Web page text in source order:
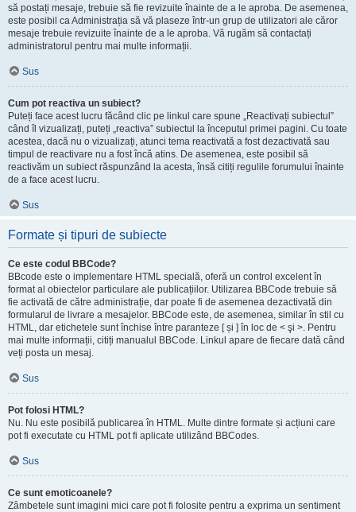
să postați mesaje, trebuie să fie revizuite înainte de a le aproba. De asemenea,
este posibil ca Administrația să vă plaseze într-un grup de utilizatori ale căror
mesaje trebuie revizuite înainte de a le aproba. Vă rugăm să contactați
administratorul pentru mai multe informații.
Sus
Cum pot reactiva un subiect?
Puteți face acest lucru făcând clic pe linkul care spune „Reactivați subiectul”
când îl vizualizați, puteți „reactiva” subiectul la începutul primei pagini. Cu toate
acestea, dacă nu o vizualizați, atunci tema reactivată a fost dezactivată sau
timpul de reactivare nu a fost încă atins. De asemenea, este posibil să
reactivăm un subiect răspunzând la acesta, însă citiți regulile forumului înainte
de a face acest lucru.
Sus
Formate și tipuri de subiecte
Ce este codul BBCode?
BBcode este o implementare HTML specială, oferă un control excelent în
format al obiectelor particulare ale publicațiilor. Utilizarea BBCode trebuie să
fie activată de către administrație, dar poate fi de asemenea dezactivată din
formularul de livrare a mesajelor. BBCode este, de asemenea, similar în stil cu
HTML, dar etichetele sunt închise între paranteze [ și ] în loc de < şi >. Pentru
mai multe informații, citiți manualul BBCode. Linkul apare de fiecare dată când
veți posta un mesaj.
Sus
Pot folosi HTML?
Nu. Nu este posibilă publicarea în HTML. Multe dintre formate și acțiuni care
pot fi executate cu HTML pot fi aplicate utilizând BBCodes.
Sus
Ce sunt emoticoanele?
Zâmbetele sunt imagini mici care pot fi folosite pentru a exprima un sentiment